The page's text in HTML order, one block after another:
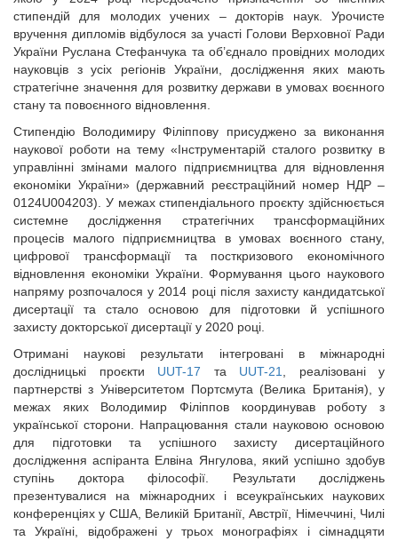
стипендій для молодих учених – докторів наук. Урочисте
вручення дипломів відбулося за участі Голови Верховної Ради
України Руслана Стефанчука та об’єднало провідних молодих
науковців з усіх регіонів України, дослідження яких мають
стратегічне значення для розвитку держави в умовах воєнного
стану та повоєнного відновлення.
Стипендію Володимиру Філіппову присуджено за виконання
наукової роботи на тему «Інструментарій сталого розвитку в
управлінні змінами малого підприємництва для відновлення
економіки України» (державний реєстраційний номер НДР –
0124U004203). У межах стипендіального проєкту здійснюється
системне дослідження стратегічних трансформаційних
процесів малого підприємництва в умовах воєнного стану,
цифрової трансформації та посткризового економічного
відновлення економіки України. Формування цього наукового
напряму розпочалося у 2014 році після захисту кандидатської
дисертації та стало основою для підготовки й успішного
захисту докторської дисертації у 2020 році.
Отримані наукові результати інтегровані в міжнародні
дослідницькі проєкти UUT-17 та UUT-21
, реалізовані у
партнерстві з Університетом Портсмута (Велика Британія), у
межах яких Володимир Філіппов координував роботу з
української сторони. Напрацювання стали науковою основою
для підготовки та успішного захисту дисертаційного
дослідження аспіранта Елвіна Янгулова, який успішно здобув
ступінь доктора філософії. Результати досліджень
презентувалися на міжнародних і всеукраїнських наукових
конференціях у США, Великій Британії, Австрії, Німеччині, Чилі
та Україні, відображені у трьох монографіях і сімнадцяти